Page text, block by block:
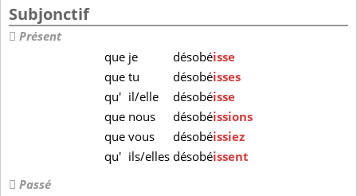
Subjonctif
Présent
que je désobéisse
quetu désobéisses
qu' il/elle désobéisse
que nous désobéissions
quevous désobéissiez
qu' ils/ellesdésobéissent
Passé